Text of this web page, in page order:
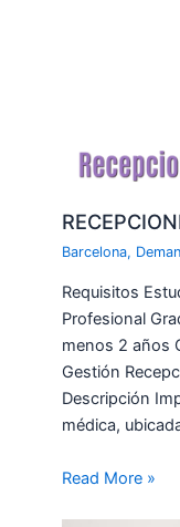
Barcelona,
Requisitos
Profesional
menos 2 años
Gestión
Descripción
médica,
Read More »